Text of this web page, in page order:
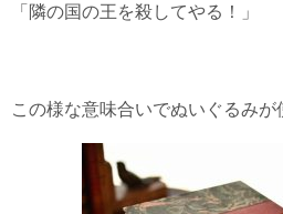
「隣の国の王を殺してやる！」
この様な意味合いでぬいぐるみが